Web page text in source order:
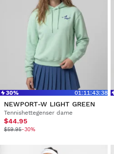
30% 01:11:43:37
NEWPORT-W LIGHT GREEN
Tennishettegenser dame
$44.95
$59.95-30%